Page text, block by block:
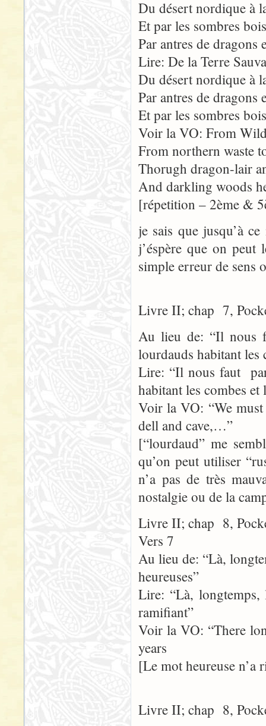
Du désert nordique à
Et par les sombres
Par antres de dragons
Lire: De la Terre
Du désert nordique à
Par antres de dragons
Et par les sombres
Voir la VO: From
From northern waste
Thorugh dragon-lair
And darkling woods
[répetition – 2ème &
je sais que jusqu’à
j’éspère que on
simple erreur de sens
Livre II; chap 7,
Au lieu de: “Il nous
lourdauds habitant les
Lire: “Il nous faut
habitant les combes
Voir la VO: “We
dell and cave,…”
[“lourdaud” me
qu’on peut utiliser
n’a pas de très
nostalgie ou de la
Livre II; chap 8,
Vers 7
Au lieu de: “Là,
heureuses”
Lire: “Là, longtemps,
ramifiant”
Voir la VO: “There
years
[Le mot heureuse n’a
Livre II; chap 8,